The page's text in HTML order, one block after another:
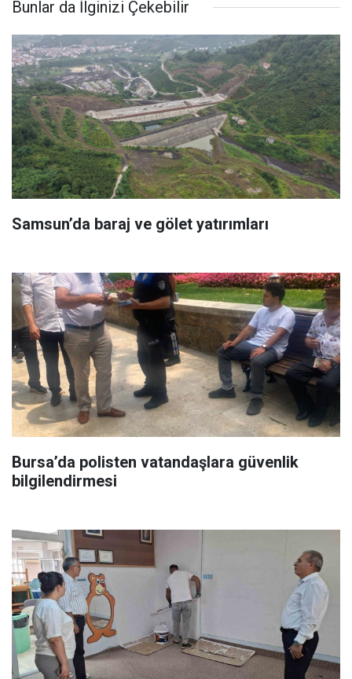
Bunlar da İlginizi Çekebilir
Samsun’da baraj ve gölet yatırımları
Bursa’da polisten vatandaşlara güvenlik
bilgilendirmesi